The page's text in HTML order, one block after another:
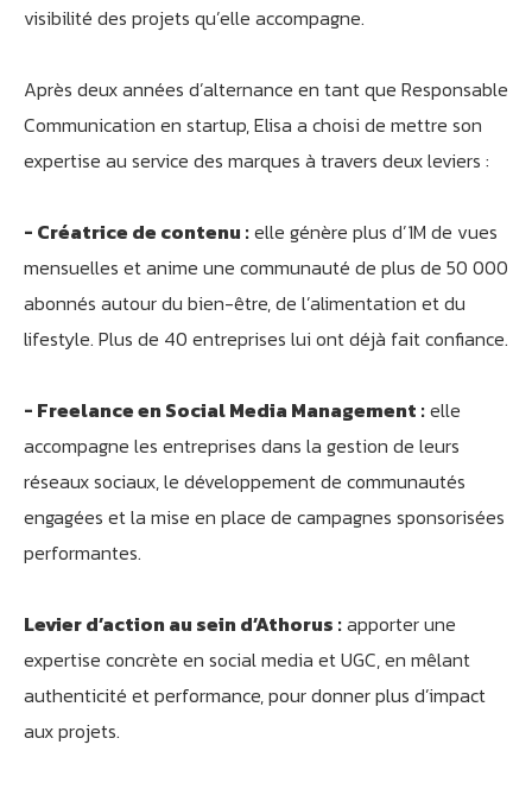
visibilité des projets qu’elle accompagne.
Après deux années d’alternance en tant que Responsable
Communication en startup, Elisa a choisi de mettre son
expertise au service des marques à travers deux leviers :
- Créatrice de contenu :elle génère plus d’1M de vues
mensuelles et anime une communauté de plus de 50 000
abonnés autour du bien-être, de l’alimentation et du
lifestyle. Plus de 40 entreprises lui ont déjà fait confiance.
- Freelance en Social Media Management :elle
accompagne les entreprises dans la gestion de leurs
réseaux sociaux, le développement de communautés
engagées et la mise en place de campagnes sponsorisées
performantes.
Levier d’action au sein d’Athorus :apporter une
expertise concrète en social media et UGC, en mêlant
authenticité et performance, pour donner plus d’impact
aux projets.
Athobot Assistant IA
Bienvenue chez Athorus Digital
Je suis Athobot, votre assistant digital.
Je vous oriente vers la meilleure solution pour votre
dessous :